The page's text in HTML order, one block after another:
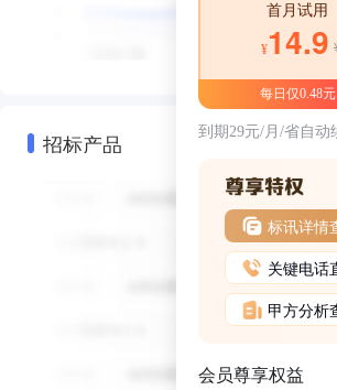
招标产品
首月试用
¥14.9
每日仅0.48元
到期29元/月/省自动
标讯详情
关键电话
甲方分析
会员尊享权益